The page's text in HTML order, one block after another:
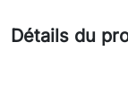
Détails du